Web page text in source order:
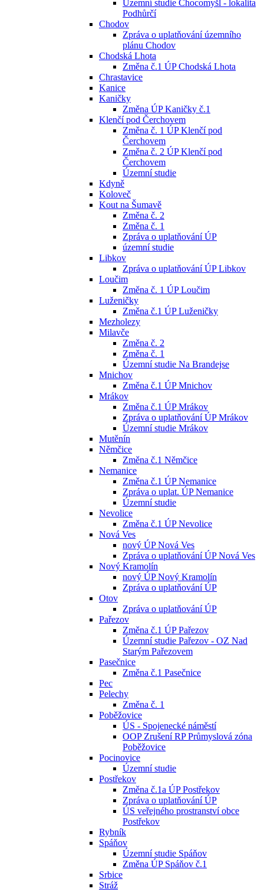
Územní studie Chocomyšl - lokalita
Podhůrčí
Chodov
Zpráva o uplatňování územního
plánu Chodov
Chodská Lhota
Změna č.1 ÚP Chodská Lhota
Chrastavice
Kanice
Kaničky
Změna ÚP Kaničky č.1
Klenčí pod Čerchovem
Změna č. 1 ÚP Klenčí pod
Čerchovem
Změna č. 2 ÚP Klenčí pod
Čerchovem
Územní studie
Kdyně
Koloveč
Kout na Šumavě
Změna č. 2
Změna č. 1
Zpráva o uplatňování ÚP
územní studie
Libkov
Zpráva o uplatňování ÚP Libkov
Loučim
Změna č. 1 ÚP Loučim
Luženičky
Změna č.1 ÚP Luženičky
Mezholezy
Milavče
Změna č. 2
Změna č. 1
Územní studie Na Brandejse
Mnichov
Změna č.1 ÚP Mnichov
Mrákov
Změna č.1 ÚP Mrákov
Zpráva o uplatňování ÚP Mrákov
Územní studie Mrákov
Mutěnín
Němčice
Změna č.1 Němčice
Nemanice
Změna č.1 ÚP Nemanice
Zpráva o uplat. ÚP Nemanice
Územní studie
Nevolice
Změna č.1 ÚP Nevolice
Nová Ves
nový ÚP Nová Ves
Zpráva o uplatňování ÚP Nová Ves
Nový Kramolín
nový ÚP Nový Kramolín
Zpráva o uplatňování ÚP
Otov
Zpráva o uplatňování ÚP
Pařezov
Změna č.1 ÚP Pařezov
Územní studie Pařezov - OZ Nad
Starým Pařezovem
Pasečnice
Změna č.1 Pasečnice
Pec
Pelechy
Změna č. 1
Poběžovice
ÚS - Spojenecké náměstí
OOP Zrušení RP Průmyslová zóna
Poběžovice
Pocinovice
Územní studie
Postřekov
Změna č.1a ÚP Postřekov
Zpráva o uplatňování ÚP
ÚS veřejného prostranství obce
Postřekov
Rybník
Spáňov
Územní studie Spáňov
Změna ÚP Spáňov č.1
Srbice
Stráž